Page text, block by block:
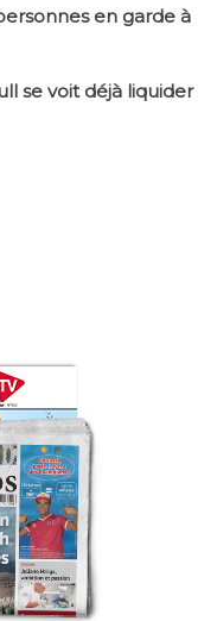
en garde à
se voit déjà liquider